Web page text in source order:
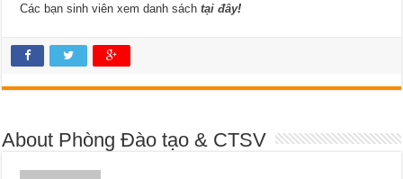
Các bạn sinh viên xem danh sáchtại đây!
About Phòng Đào tạo & CTSV